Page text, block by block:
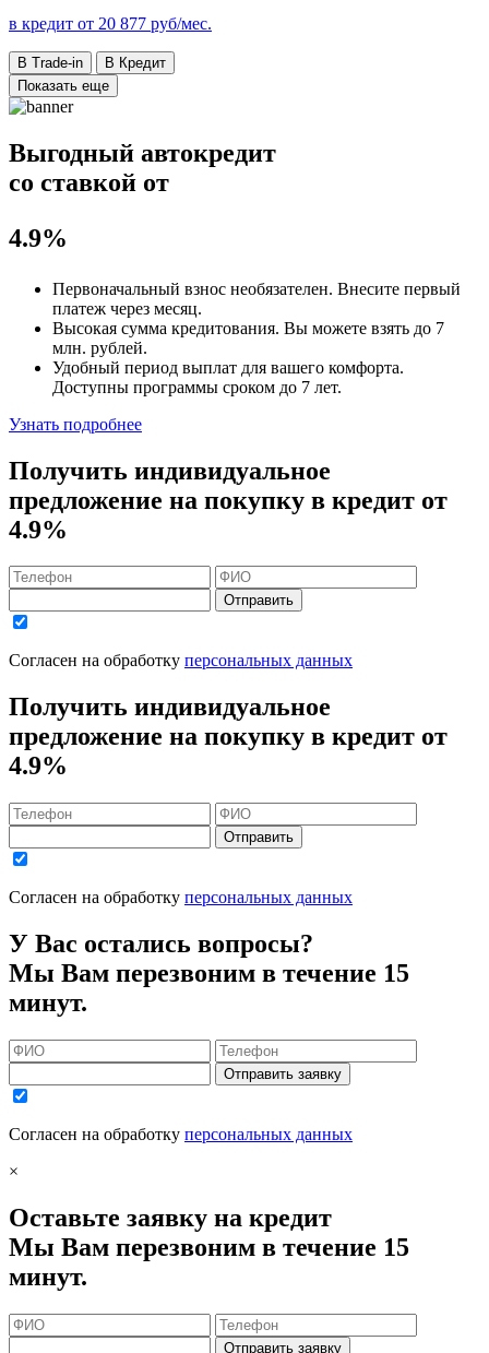
в кредит от 20 877 руб/мес.
В Trade-in
В Кредит
Показать еще
Выгодный автокредит
со ставкой от
4.9%
Первоначальный взнос необязателен. Внесите первый
платеж через месяц.
Высокая сумма кредитования. Вы можете взять до 7
млн. рублей.
Удобный период выплат для вашего комфорта.
Доступны программы сроком до 7 лет.
Узнать подробнее
Получить индивидуальное
предложение на покупку в кредит от
4.9%
Отправить
Согласен на обработку персональных данных
Получить индивидуальное
предложение на покупку в кредит от
4.9%
Отправить
Согласен на обработку персональных данных
У Вас остались вопросы?
Мы Вам перезвоним в течение 15
минут.
Отправить заявку
Согласен на обработку персональных данных
×
Оставьте заявку на кредит
Мы Вам перезвоним в течение 15
минут.
Отправить заявку